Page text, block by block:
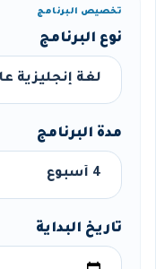
تخصيص البرنامج
نوع البرنامج
مدة البرنامج
تاريخ البداية